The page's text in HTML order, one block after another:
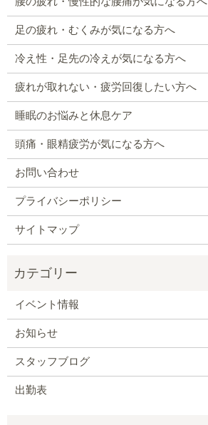
足の疲れ・むくみが気になる方へ
冷え性・足先の冷えが気になる方へ
疲れが取れない・疲労回復したい方へ
睡眠のお悩みと休息ケア
頭痛・眼精疲労が気になる方へ
お問い合わせ
プライバシーポリシー
サイトマップ
イベント情報
お知らせ
スタッフブログ
出勤表